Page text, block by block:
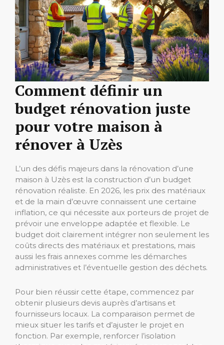
Comment définir un
budget rénovation juste
pour votre maison à
rénover à Uzès
L’un des défis majeurs dans la rénovation d’une
maison à Uzès est la construction d’un budget
rénovation réaliste. En 2026, les prix des matériaux
et de la main d’œuvre connaissent une certaine
inflation, ce qui nécessite aux porteurs de projet de
prévoir une enveloppe adaptée et flexible. Le
budget doit clairement intégrer non seulement les
coûts directs des matériaux et prestations, mais
aussi les frais annexes comme les démarches
administratives et l’éventuelle gestion des déchets.
Pour bien réussir cette étape, commencez par
obtenir plusieurs devis auprès d’artisans et
fournisseurs locaux. La comparaison permet de
mieux situer les tarifs et d’ajuster le projet en
fonction. Par exemple, renforcer l’isolation